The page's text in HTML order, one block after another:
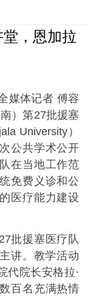
，恩加拉
体记者 傅容
）第27批援塞
University）
公共学术公开
在当地工作范
免费义诊和公
医疗能力建设
批援塞医疗队
讲。教学活动
代院长安格拉·
百名充满热情